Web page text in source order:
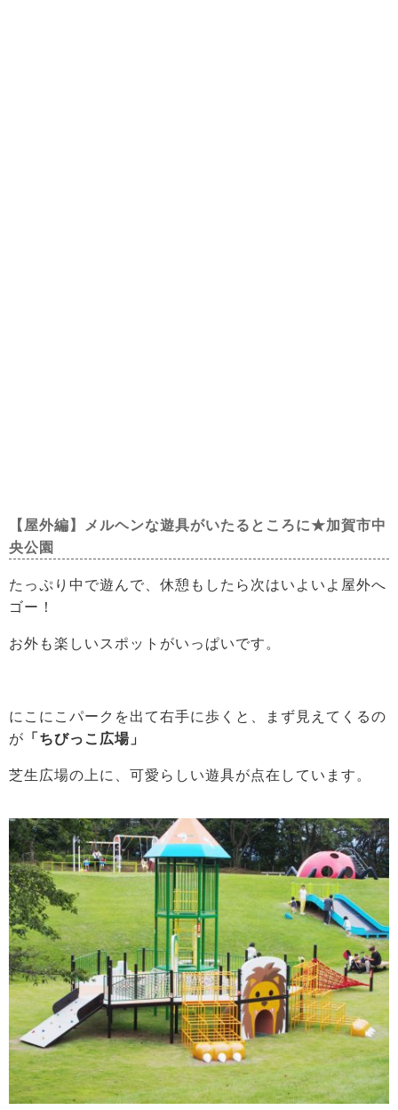
【屋外編】メルヘンな遊具がいたるところに★加賀市中
央公園
たっぷり中で遊んで、休憩もしたら次はいよいよ屋外へ
ゴー！
お外も楽しいスポットがいっぱいです。
にこにこパークを出て右手に歩くと、まず見えてくるの
が 「ちびっこ広場」
芝生広場の上に、可愛らしい遊具が点在しています。